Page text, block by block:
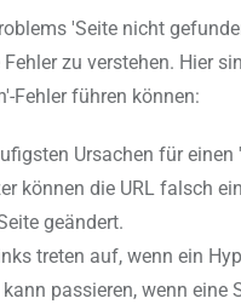
'Seite nicht
zu verstehen. Hier
Fehler führen können:
Ursachen für
können die URL falsch
geändert.
treten auf, wenn ein
passieren, wenn eine